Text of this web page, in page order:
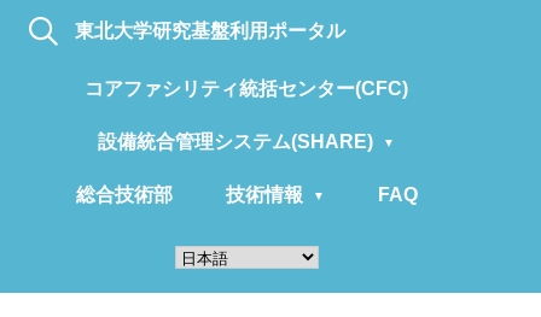
東北大学研究基盤利用ポータル
コアファシリティ統括センター(CFC)
設備統合管理システム(SHARE)
総合技術部 技術情報 FAQ